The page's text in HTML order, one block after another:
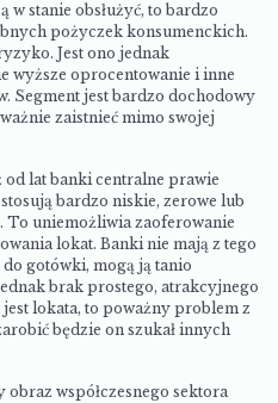
stanie obsłużyć, to bardzo
pożyczek konsumenckich.
Jest ono jednak
wyższe oprocentowanie i inne
Segment jest bardzo dochodowy
zaistnieć mimo swojej
od lat banki centralne prawie
bardzo niskie, zerowe lub
To uniemożliwia zaoferowanie
lokat. Banki nie mają z tego
gotówki, mogą ją tanio
brak prostego, atrakcyjnego
lokata, to poważny problem z
będzie on szukał innych
obraz współczesnego sektora